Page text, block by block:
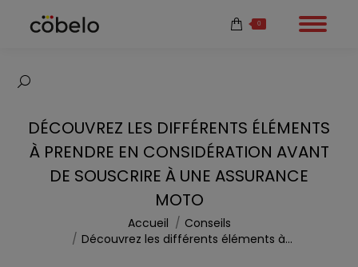
Recherche
0
DÉCOUVREZ LES DIFFÉRENTS ÉLÉMENTS
À PRENDRE EN CONSIDÉRATION AVANT
DE SOUSCRIRE À UNE ASSURANCE
MOTO
Accueil
Conseils
Découvrez les différents éléments à…